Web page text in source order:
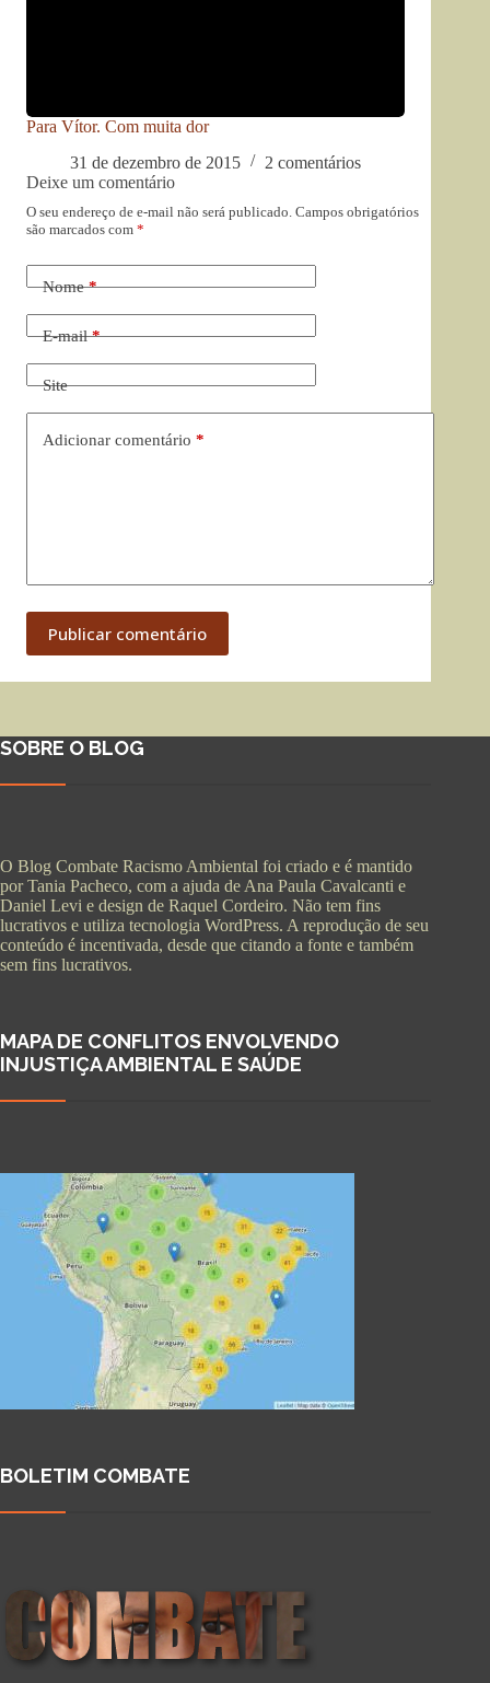
Para Vítor. Com muita dor
31 de dezembro de 2015
2 comentários
Deixe um comentário
O seu endereço de e-mail não será publicado. Campos obrigatórios
são marcados com *
Nome*
E-mail*
Site
Adicionar comentário *
Publicar comentário
SOBRE O BLOG
O Blog Combate Racismo Ambiental foi criado e é mantido
por Tania Pacheco, com a ajuda de Ana Paula Cavalcanti e
Daniel Levi e design de Raquel Cordeiro. Não tem fins
lucrativos e utiliza tecnologia WordPress. A reprodução de seu
conteúdo é incentivada, desde que citando a fonte e também
sem fins lucrativos.
MAPA DE CONFLITOS ENVOLVENDO
INJUSTIÇA AMBIENTAL E SAÚDE
BOLETIM COMBATE